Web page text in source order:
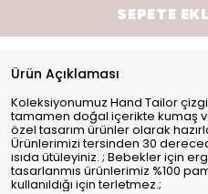
SEPETE
Ürün Açıklaması
Koleksiyonumuz Hand Tailor
tamamen doğal içerikte kumaş
özel tasarım ürünler olarak
Ürünlerimizi tersinden 30
ısıda ütüleyiniz. ; Bebekler için
tasarlanmıs ürünlerimiz %100
kullanıldığı için terletmez.;